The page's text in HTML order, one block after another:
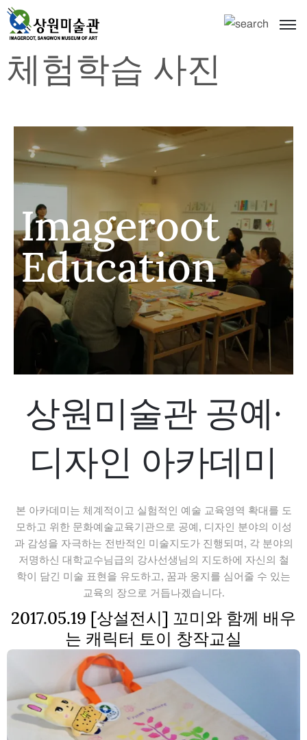
체험학습 사진
Imageroot
Education
상원미술관 공예·
디자인 아카데미
본 아카데미는 체계적이고 실험적인 예술 교육영역 확대를 도
모하고 위한 문화예술교육기관으로 공예, 디자인 분야의 이성
과 감성을 자극하는 전반적인 미술지도가 진행되며, 각 분야의
저명하신 대학교수님급의 강사선생님의 지도하에 자신의 철
학이 담긴 미술 표현을 유도하고, 꿈과 웅지를 심어줄 수 있는
교육의 장으로 거듭나겠습니다.
2017.05.19 [상설전시] 꼬미와 함께 배우
는 캐릭터 토이 창작교실